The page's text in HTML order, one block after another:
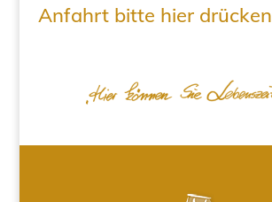
Anfahrt bitte hier drücken